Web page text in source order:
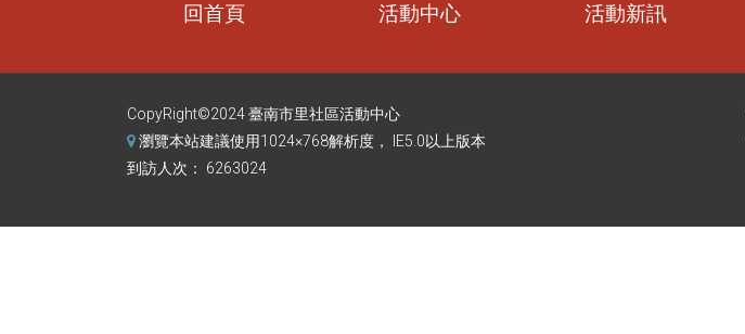
回首頁 活動中心 活動新訊
CopyRight©2024 臺南市里社區活動中心
瀏覽本站建議使用1024×768解析度， IE5.0以上版本
到訪人次： 6263024